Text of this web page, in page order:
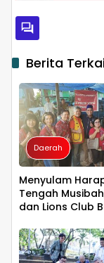
Berita
Daerah
Menyulam
Tengah
dan Lions Club